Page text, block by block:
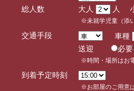
総人数
大人 人
※未就学児童（添
交通手段
車種
送迎
※時間・場所はお
到着予定時刻
※お部屋のご用意